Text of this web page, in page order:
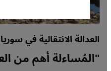
العدالة الانتقالية في سوريا
"المُساءلة أهم من